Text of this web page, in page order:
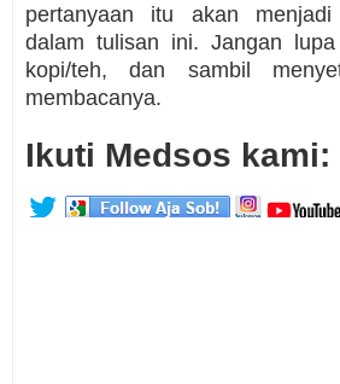
pertanyaan itu akan
dalam tulisan ini. Jangan
kopi/teh, dan sambil
membacanya.
Ikuti Medsos kami: